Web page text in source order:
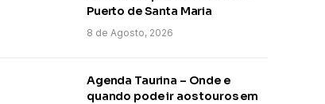
Puerto de Santa Maria
8 de Agosto, 2026
Agenda Taurina – Onde e
quando pode ir aos touros em